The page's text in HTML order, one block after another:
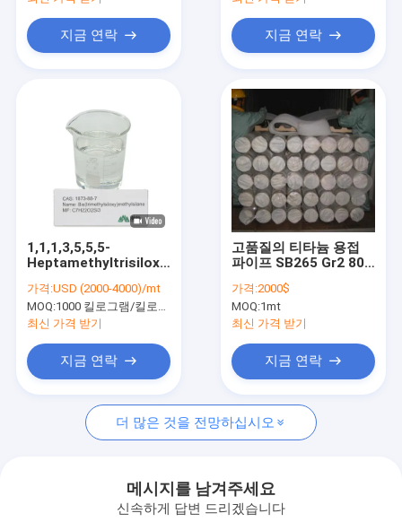
제품
회사 소개
문의하기
소식
화학 중간체
농약 중간물
지금 연락 지금 연락
1,1,1,3,5,5,5-
Heptamethyltrisiloxane
급 | CAS 1873-88-7
가격:USD (2000-4000)/mt
MOQ:1000 킬로그램/킬로그램
최신 가격 받기
지금 연락
고품질의 티타늄 용접
파이프 SB265 Gr2 80T
GB/T3624-2023 매듭
없는 티타늄 및 티타늄
합금 파이프
가격:2000$
MOQ:1mt
최신 가격 받기
지금 연락
더 많은 것을 전망하십시오
메시지를 남겨주세요
신속하게 답변 드리겠습니다